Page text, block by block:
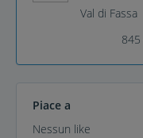
Val di Fassa
845
Piace a
Nessun like